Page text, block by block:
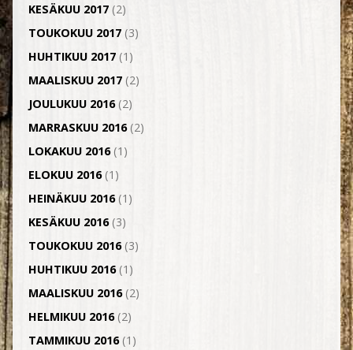
KESÄKUU 2017(2)
TOUKOKUU 2017(3)
HUHTIKUU 2017(1)
MAALISKUU 2017(2)
JOULUKUU 2016(2)
MARRASKUU 2016(2)
LOKAKUU 2016(1)
ELOKUU 2016(1)
HEINÄKUU 2016(1)
KESÄKUU 2016(3)
TOUKOKUU 2016(3)
HUHTIKUU 2016(1)
MAALISKUU 2016(2)
HELMIKUU 2016(2)
TAMMIKUU 2016(1)